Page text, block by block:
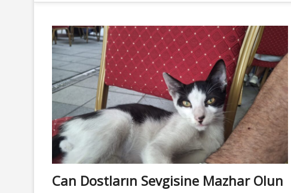
Can Dostların Sevgisine Mazhar Olun